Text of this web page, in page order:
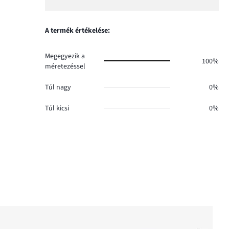
0.száma
A termék értékelése:
Megegyezik a
méretezéssel
100%
Túl nagy 0%
Túl kicsi 0%